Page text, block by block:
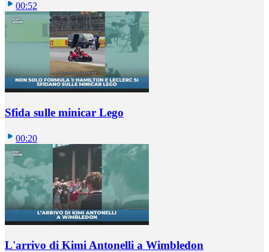
00:52
Sfida sulle minicar Lego
00:20
L'arrivo di Kimi Antonelli a Wimbledon